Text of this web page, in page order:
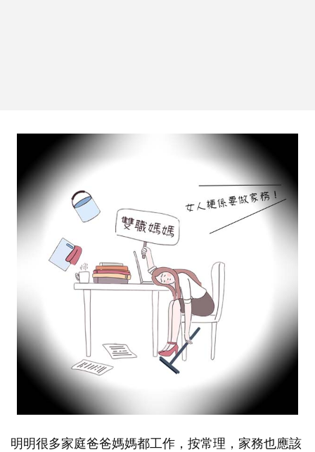
明明很多家庭爸爸媽媽都工作，按常理，家務也應該